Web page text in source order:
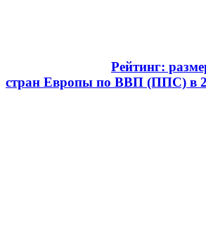
Рейтинг:
стран Европы по ВВП (ППС) в